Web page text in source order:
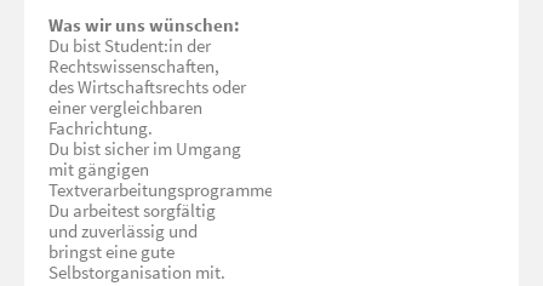
Was wir uns wünschen:
Du bist Student:in der
Rechtswissenschaften,
des Wirtschaftsrechts oder
einer vergleichbaren
Fachrichtung.
Du bist sicher im Umgang
mit gängigen
Textverarbeitungsprogrammen.
Du arbeitest sorgfältig
und zuverlässig und
bringst eine gute
Selbstorganisation mit.